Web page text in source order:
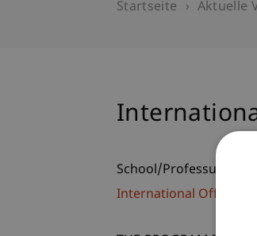
Startseite Aktuelle
School/Professur:
International Office